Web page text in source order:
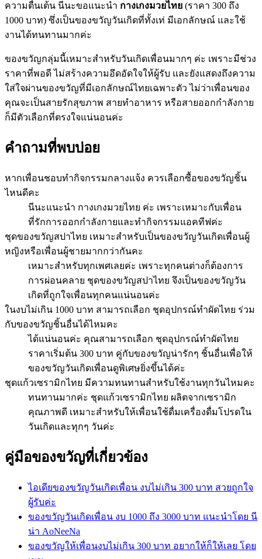
ความตื่นเต้น นีนะขอแนะนำ กางเกงมวยไทย (ราคา 300 ถึง
1000 บาท) ซึ่งเป็นของขวัญวันเกิดที่ทั้งเท่ มีเอกลักษณ์ และใช้
งานได้ทนทานมากค่ะ
ของขวัญกลุ่มนี้เหมาะสำหรับวันเกิดเพื่อนมากๆ ค่ะ เพราะมีช่วง
ราคาที่พอดี ไม่สร้างความอึดอัดใจให้ผู้รับ และยังแสดงถึงความ
ใส่ใจผ่านของขวัญที่มีเอกลักษณ์ไทยเฉพาะตัว ไม่ว่าเพื่อนของ
คุณจะเป็นสายรักสุขภาพ สายทำอาหาร หรือสายออกกำลังกาย
ก็มีตัวเลือกที่ตรงใจแน่นอนค่ะ
คำถามที่พบบ่อย
หากเพื่อนชอบทำกิจกรรมกลางแจ้ง ควรเลือกซื้อของขวัญชิ้น
ไหนดีคะ
นีนะแนะนำ กางเกงมวยไทย ค่ะ เพราะเหมาะกับเพื่อน
ที่รักการออกกำลังกายและทำกิจกรรมแอคทีฟค่ะ
ชุดของขวัญสปาไทย เหมาะสำหรับเป็นของขวัญวันเกิดเพื่อนผู้
หญิงหรือเพื่อนผู้ชายมากกว่ากันคะ
เหมาะสำหรับทุกเพศเลยค่ะ เพราะทุกคนต่างก็ต้องการ
การผ่อนคลาย ชุดของขวัญสปาไทย จึงเป็นของขวัญวัน
เกิดที่ถูกใจเพื่อนทุกคนแน่นอนค่ะ
ในงบไม่เกิน 1000 บาท สามารถเลือก ชุดอุปกรณ์ทำผัดไทย ร่วม
กับของขวัญชิ้นอื่นได้ไหมคะ
ได้แน่นอนค่ะ คุณสามารถเลือก ชุดอุปกรณ์ทำผัดไทย
ราคาเริ่มต้น 300 บาท คู่กับของขวัญน่ารักๆ ชิ้นอื่นเพื่อให้
ของขวัญวันเกิดเพื่อนดูพิเศษยิ่งขึ้นได้ค่ะ
ชุดแก้วเซรามิกไทย มีความทนทานสำหรับใช้งานทุกวันไหมคะ
ทนทานมากค่ะ ชุดแก้วเซรามิกไทย ผลิตจากเซรามิก
คุณภาพดี เหมาะสำหรับให้เพื่อนใช้ดื่มเครื่องดื่มโปรดใน
วันเกิดและทุกๆ วันค่ะ
คู่มือของขวัญที่เกี่ยวข้อง
ไอเดียของขวัญวันเกิดเพื่อน งบไม่เกิน 300 บาท สวยถูกใจ
ผู้รับค่ะ
ของขวัญวันเกิดเพื่อน งบ 1000 ถึง 3000 บาท แนะนำโดย นี
น่า AoNeeNa
ของขวัญให้เพื่อนงบไม่เกิน 300 บาท อยากให้ก็ให้เลย โดย